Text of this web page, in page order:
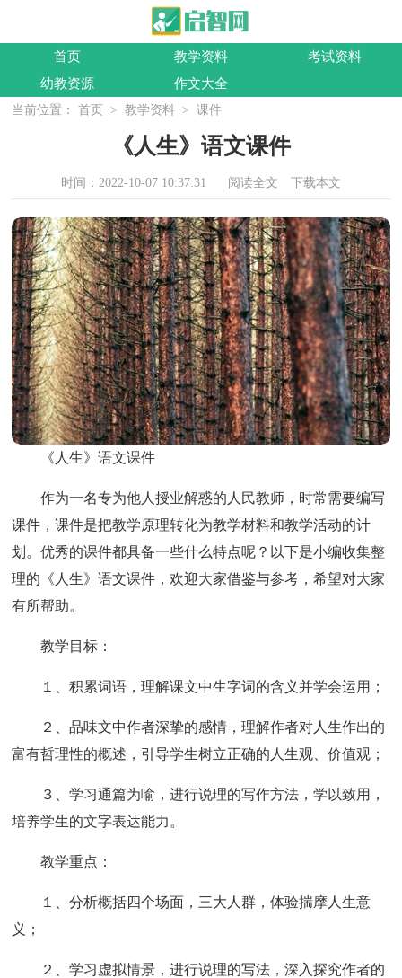
首页 教学资料
考试资料
幼教资源
作文大全
当前位置： 首页 > 教学资料 > 课件
《人生》语文课件
时间：2022-10-07 10:37:31 阅读全文 下载本文
《人生》语文课件
作为一名专为他人授业解惑的人民教师，时常需要编写
课件，课件是把教学原理转化为教学材料和教学活动的计
划。优秀的课件都具备一些什么特点呢？以下是小编收集整
理的《人生》语文课件，欢迎大家借鉴与参考，希望对大家
有所帮助。
教学目标：
１、积累词语，理解课文中生字词的含义并学会运用；
２、品味文中作者深挚的感情，理解作者对人生作出的
富有哲理性的概述，引导学生树立正确的人生观、价值观；
３、学习通篇为喻，进行说理的写作方法，学以致用，
培养学生的文字表达能力。
教学重点：
１、分析概括四个场面，三大人群，体验揣摩人生意
义；
２、学习虚拟情景，进行说理的写法，深入探究作者的